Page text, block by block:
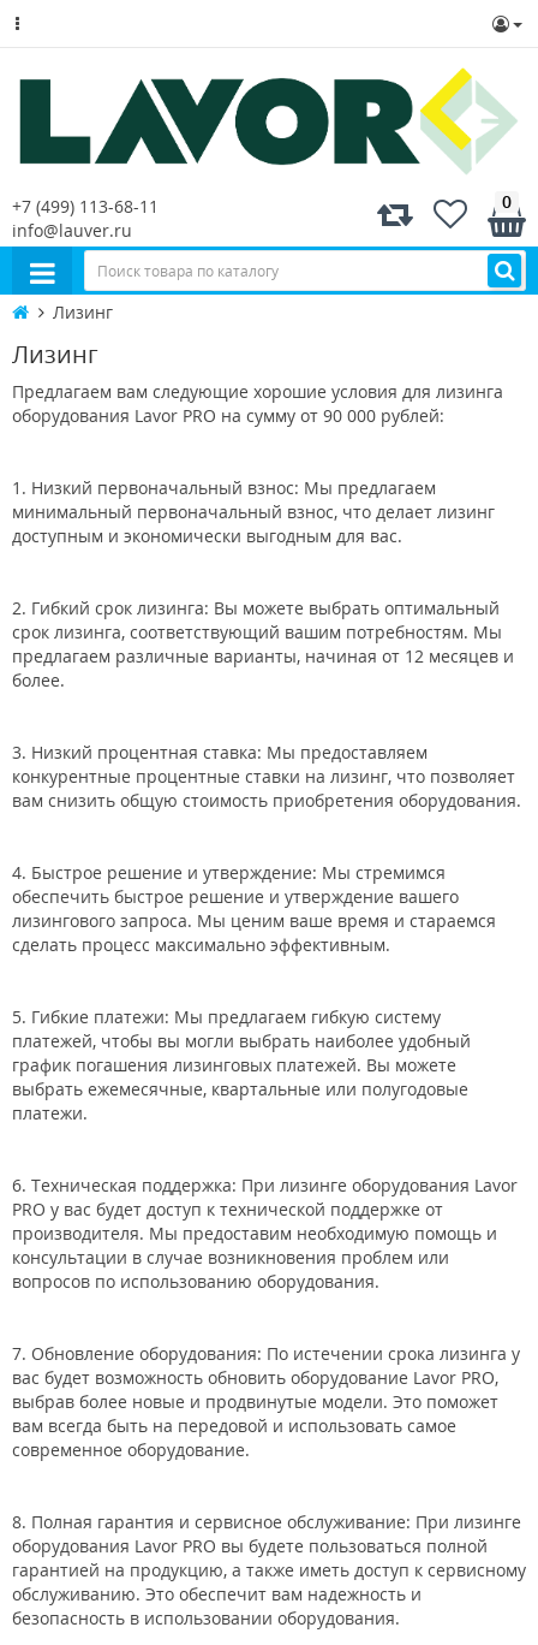
+7 (499) 113-68-11
info@lauver.ru
0
Лизинг
Лизинг
Предлагаем вам следующие хорошие условия для лизинга
оборудования Lavor PRO на сумму от 90 000 рублей:
1. Низкий первоначальный взнос: Мы предлагаем
минимальный первоначальный взнос, что делает лизинг
доступным и экономически выгодным для вас.
2. Гибкий срок лизинга: Вы можете выбрать оптимальный
срок лизинга, соответствующий вашим потребностям. Мы
предлагаем различные варианты, начиная от 12 месяцев и
более.
3. Низкий процентная ставка: Мы предоставляем
конкурентные процентные ставки на лизинг, что позволяет
вам снизить общую стоимость приобретения оборудования.
4. Быстрое решение и утверждение: Мы стремимся
обеспечить быстрое решение и утверждение вашего
лизингового запроса. Мы ценим ваше время и стараемся
сделать процесс максимально эффективным.
5. Гибкие платежи: Мы предлагаем гибкую систему
платежей, чтобы вы могли выбрать наиболее удобный
график погашения лизинговых платежей. Вы можете
выбрать ежемесячные, квартальные или полугодовые
платежи.
6. Техническая поддержка: При лизинге оборудования Lavor
PRO у вас будет доступ к технической поддержке от
производителя. Мы предоставим необходимую помощь и
консультации в случае возникновения проблем или
вопросов по использованию оборудования.
7. Обновление оборудования: По истечении срока лизинга у
вас будет возможность обновить оборудование Lavor PRO,
выбрав более новые и продвинутые модели. Это поможет
вам всегда быть на передовой и использовать самое
современное оборудование.
8. Полная гарантия и сервисное обслуживание: При лизинге
оборудования Lavor PRO вы будете пользоваться полной
гарантией на продукцию, а также иметь доступ к сервисному
обслуживанию. Это обеспечит вам надежность и
безопасность в использовании оборудования.